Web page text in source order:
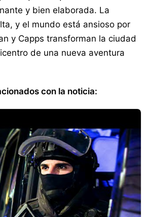
y bien elaborada. La
y el mundo está ansioso por
y Capps transforman la ciudad
de una nueva aventura
con la noticia: